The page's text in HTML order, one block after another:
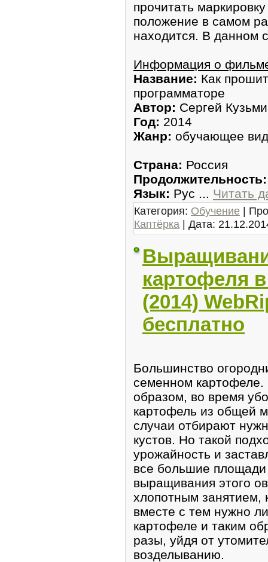
прочитать
положение в самом
находится. В данном
Информация о
Название: Как
программаторе
Автор: Сергей
Год: 2014
Жанр: обучающее
Страна: Россия
Продолжительность:
Язык: Рус ... Читать
Категория: Обучение |
Каптёрка | Дата:
картофеля
(2014)
бесплатно
Большинство
семенном
образом, во время
картофель из общей
случаи отбирают
кустов. Но такой
урожайность и
все большие площади
выращивания этого
хлопотным занятием,
вместе с тем нужно
картофеле и таким
разы, уйдя от
возделыванию.